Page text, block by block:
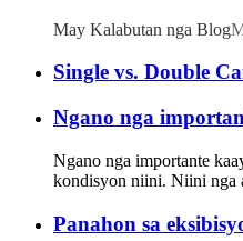
May Kalabutan nga Blog
Single vs. Double
Ngano nga
Ngano nga importante
kondisyon niini. Niini nga
Panahon sa